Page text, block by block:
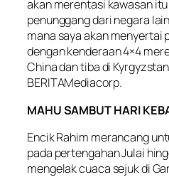
akan merentasi kawasan
penunggang dari negara
mana saya akan menyertai
dengan kenderaan 4×4
China dan tiba di
BERITAMediacorp.
MAHU SAMBUT HARI
Encik Rahim merancang
pada pertengahan Julai
mengelak cuaca sejuk di